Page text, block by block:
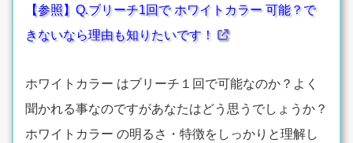
【参照】Q.ブリーチ1回で ホワイトカラー 可能？で
きないなら理由も知りたいです！
ホワイトカラー はブリーチ１回で可能なのか？よく
聞かれる事なのですがあなたはどう思うでしょうか？
ホワイトカラー の明るさ・特徴をしっかりと理解し